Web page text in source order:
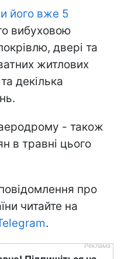
його вже 5
вибуховою
двері та
житлових
декілька
- також
в травні цього
про
читайте на
.